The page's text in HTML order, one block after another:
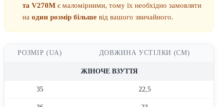
та V270M є маломірними, тому їх необхідно замовляти
на один розмір більше від вашого звичайного.
РОЗМІР (UA) ДОВЖИНА УСТІЛКИ (СМ)
ЖІНОЧЕ ВЗУТТЯ
35 22,5